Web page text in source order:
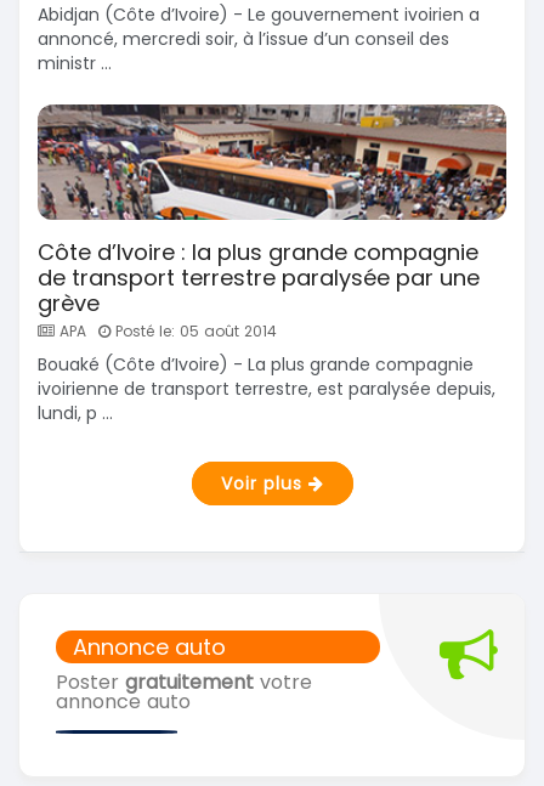
Annonce auto
Poster gratuitement votre
annonce auto
Abidjan (Côte d’Ivoire) - Le gouvernement ivoirien a
annoncé, mercredi soir, à l’issue d’un conseil des
ministr ...
Côte d’Ivoire : la plus grande compagnie
de transport terrestre paralysée par une
grève
APA Posté le: 05 août 2014
Bouaké (Côte d’Ivoire) - La plus grande compagnie
ivoirienne de transport terrestre, est paralysée depuis,
lundi, p ...
Voir plus